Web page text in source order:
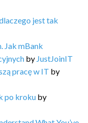
jest tak
Jak mBank
by JustJoinIT
pracę w IT by
po kroku by